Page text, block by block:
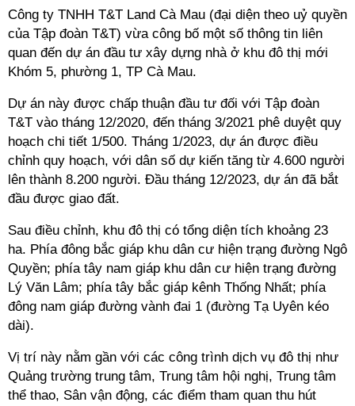
Công ty TNHH T&T Land Cà Mau (đại diện theo uỷ quyền
của Tập đoàn T&T) vừa công bố một số thông tin liên
quan đến dự án đầu tư xây dựng nhà ở khu đô thị mới
Khóm 5, phường 1, TP Cà Mau.
Dự án này được chấp thuận đầu tư đối với Tập đoàn
T&T vào tháng 12/2020, đến tháng 3/2021 phê duyệt quy
hoạch chi tiết 1/500. Tháng 1/2023, dự án được điều
chỉnh quy hoạch, với dân số dự kiến tăng từ 4.600 người
lên thành 8.200 người. Đầu tháng 12/2023, dự án đã bắt
đầu được giao đất.
Sau điều chỉnh, khu đô thị có tổng diện tích khoảng 23
ha. Phía đông bắc giáp khu dân cư hiện trạng đường Ngô
Quyền; phía tây nam giáp khu dân cư hiện trạng đường
Lý Văn Lâm; phía tây bắc giáp kênh Thống Nhất; phía
đông nam giáp đường vành đai 1 (đường Tạ Uyên kéo
dài).
Vị trí này nằm gần với các công trình dịch vụ đô thị như
Quảng trường trung tâm, Trung tâm hội nghị, Trung tâm
thể thao, Sân vận động, các điểm tham quan thu hút